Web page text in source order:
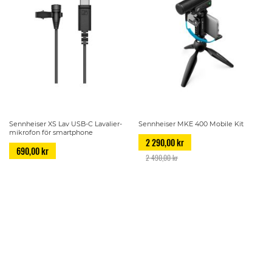
Sennheiser XS Lav USB-C Lavalier-
mikrofon för smartphone
690,00 kr
Sennheiser MKE 400 Mobile Kit
2 290,00 kr
2 490,00 kr